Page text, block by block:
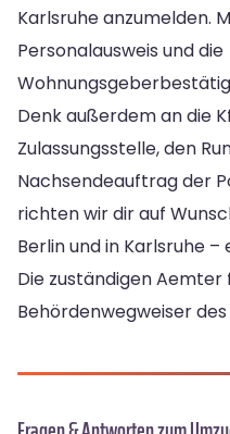
Karlsruhe anzumelden.
Personalausweis und die
Denk außerdem an die
Zulassungsstelle, den
Nachsendeauftrag der
richten wir dir auf
Berlin und in Karlsruhe
Die zuständigen
Behördenwegweiser des